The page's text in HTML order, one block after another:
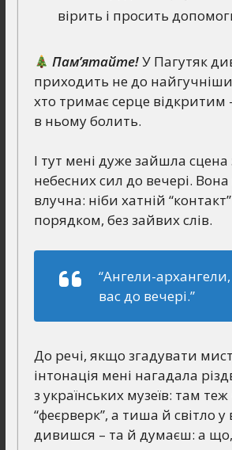
вірить і просить
Пам’ятайте!У Пагутяк
приходить не до
хто тримає серце відкритим
в ньому болить.
І тут мені дуже зайшла
небесних сил до вечері.
влучна: ніби хатній
порядком, без зайвих слів.
“Ангели-
вас до вечері.”
До речі, якщо згадувати
інтонація мені нагадала
з українських музеїв: там
“феєрверк”, а тиша й світло у
дивишся – та й думаєш: а що,